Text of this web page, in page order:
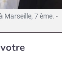
Marseille, 7 ème. -